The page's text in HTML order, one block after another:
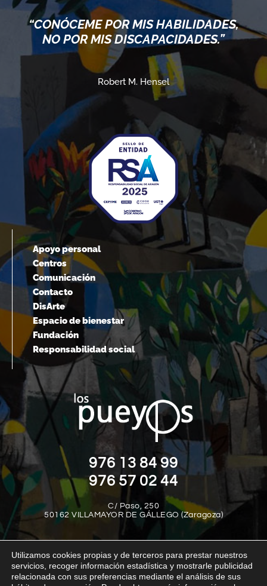
“CONÓCEME POR MIS HABILIDADES,
NO POR MIS DISCAPACIDADES.”
Robert M. Hensel
Apoyo personal
Centros
Comunicación
Contacto
DisArte
Espacio de bienestar
Fundación
Responsabilidad social
976 13 84 99
976 57 02 44
C/ Paso, 250
50162 VILLAMAYOR DE GÁLLEGO (Zaragoza)
Utilizamos cookies propias y de terceros para prestar nuestros
servicios, recoger información estadística y mostrarle publicidad
relacionada con sus preferencias mediante el análisis de sus